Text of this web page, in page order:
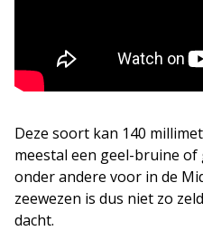
Deze soort kan 140
meestal een geel-bruine
onder andere voor in de
zeewezen is dus niet zo
dacht.